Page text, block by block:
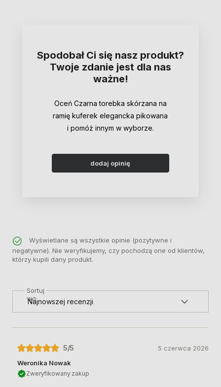
Spodobał Ci się nasz produkt?
Twoje zdanie jest dla nas
ważne!
Oceń Czarna torebka skórzana na
ramię kuferek elegancka pikowana
i pomóż innym w wyborze.
dodaj opinię
Wyświetlane są wszystkie opinie (pozytywne i
negatywne). Nie weryfikujemy, czy pochodzą one od klientów,
którzy kupili dany produkt.
Sortuj
wg
5/5
Weronika Nowak
Zweryfikowany zakup
5 czerwca 2026